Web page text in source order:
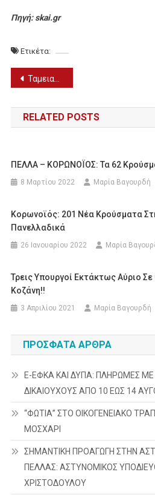
Πηγή: skai.gr
Ετικέτα:
Πλοήγηση
άρθρων
Ταμειακές μηχανές: Τέλος χρόνου για την αντικατάστασή τους
RELATED POSTS
ΠΕΛΛΑ – ΚΟΡΩΝΟΪΟΣ: Τα 62
8 Μαρτίου 2022 Μαρία Βαγουρδή
Κορωνοϊός: 201 Νέα Κρούσματα
Πανελλαδικά
26 Ιανουαρίου 2022 Μαρία
Τρεις Υπουργοί Εκτάκτως Αύριο
Κοζάνη!!
3 Απριλίου 2021 Μαρία Βαγουρδή
ΠΡΌΣΦΑΤΑ ΆΡΘΡΑ
E-ΕΦΚΑ ΚΑΙ ΔΥΠΑ: ΠΛΗΡΩΜΕΣ ΜΕ
ΔΙΚΑΙΟΥΧΟΥΣ ΑΠΟ 10 ΕΩΣ 14
“ΦΩΤΙΑ” ΣΤΟ ΟΙΚΟΓΕΝΕΙΑΚΟ
ΜΟΣΧΑΡΙ
ΣΗΜΑΝΤΙΚΗ ΠΡΟΑΓΩΓΗ ΣΤΗΝ
ΠΕΛΛΑΣ: ΑΣΤΥΝΟΜΙΚΟΣ
ΧΡΙΣΤΟΔΟΥΛΟΥ